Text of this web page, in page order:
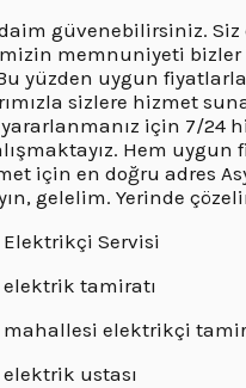
güvenebilirsiniz. Siz
memnuniyeti bizler
yüzden uygun
sizlere hizmet
yararlanmanız için 7/24
Hem uygun
için en doğru adres
gelelim. Yerinde
Elektrikçi Servisi
elektrik tamiratı
mahallesi elektrikçi
elektrik ustası